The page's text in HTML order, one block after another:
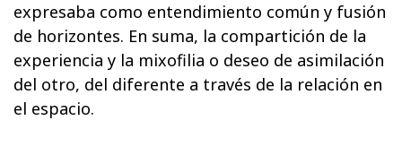
expresaba como entendimiento común y fusión
de horizontes. En suma, la compartición de la
experiencia y la mixofilia o deseo de asimilación
del otro, del diferente a través de la relación en
el espacio.